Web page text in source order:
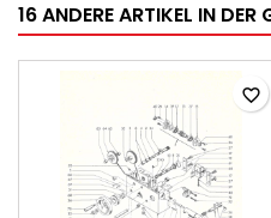
16 ANDERE ARTIKEL IN DER
favorite_border